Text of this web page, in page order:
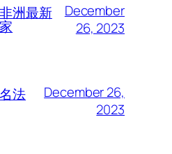
洲最新
December
26, 2023
法
December 26,
2023